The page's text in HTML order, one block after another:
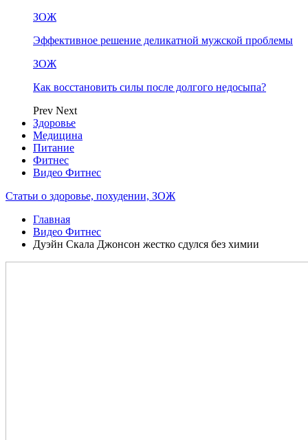
ЗОЖ
Эффективное решение деликатной мужской проблемы
ЗОЖ
Как восстановить силы после долгого недосыпа?
Prev Next
Здоровье
Медицина
Питание
Фитнес
Видео Фитнес
Статьи о здоровье, похудении, ЗОЖ
Главная
Видео Фитнес
Дуэйн Скала Джонсон жестко сдулся без химии